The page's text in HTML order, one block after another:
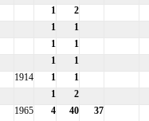
1 2
1 1
1 1
1 1
1914 1 1
1 2
1965 4 40 37